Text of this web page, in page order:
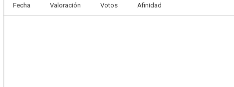
Fecha Valoración Votos Afinidad